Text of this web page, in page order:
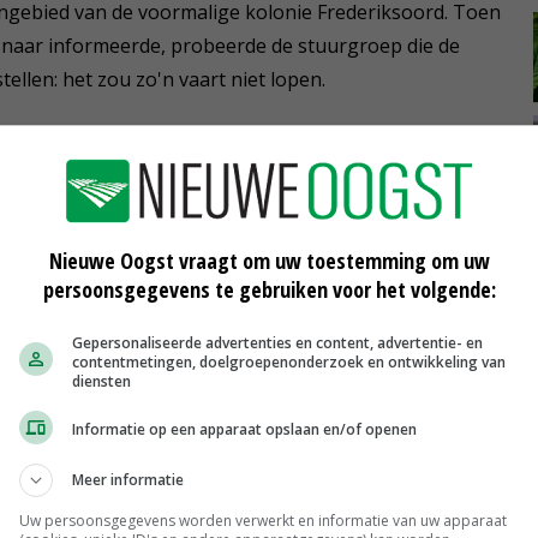
van de voormalige kolonie Frederiksoord. Toen
informeerde, probeerde de stuurgroep die de
het zou zo'n vaart niet lopen.
plaats in de klankbordgroep. 'Toen die later
De beschermingszone bij Frederiksoord bleek op
gezegd, wel 4.600 hectare. Zo'n zone voelt als een
alert moet zijn, stelt medeoprichter Henk Hop van
in het claimen, maar ze komen het je niet
uit Vledder knikt instemmend: 'Eerst de
werden twee keer zo groot. Dan bufferzones
Nieuwe Oogst vraagt om uw toestemming om uw
persoonsgegevens te gebruiken voor het volgende:
Gepersonaliseerde advertenties en content, advertentie- en
contentmetingen, doelgroepenonderzoek en ontwikkeling van
diensten
Informatie op een apparaat opslaan en/of openen
Meer informatie
Uw persoonsgegevens worden verwerkt en informatie van uw apparaat